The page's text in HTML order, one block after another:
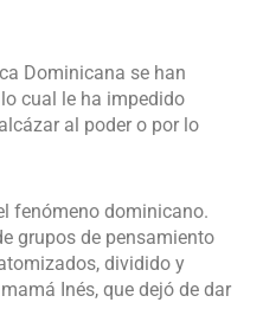
Dominicana se han
cual le ha impedido
al poder o por lo
fenómeno dominicano.
grupos de pensamiento
dividido y
Inés, que dejó de dar